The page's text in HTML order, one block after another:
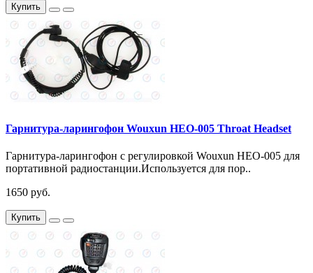
Купить
Гарнитура-ларингофон Wouxun HEO-005 Throat Headset
Гарнитура-ларингофон с регулировкой Wouxun HEO-005 для
портативной радиостанции.Используется для пор..
1650 руб.
Купить